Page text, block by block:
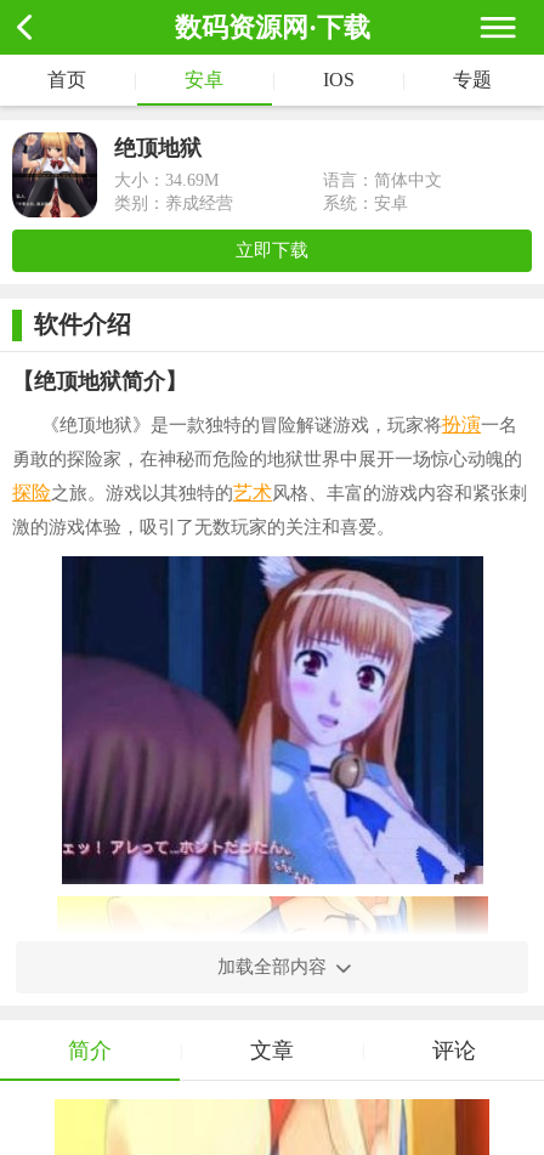
数码资源网·下载
首页 安卓 IOS 专题
绝顶地狱
大小： 34.69M
语言：简体中文
类别：养成经营
系统：安卓
立即下载
软件介绍
【绝顶地狱简介】
《绝顶地狱》是一款独特的冒险解谜游戏，玩家将扮演一名
勇敢的探险家，在神秘而危险的地狱世界中展开一场惊心动魄的
探险之旅。游戏以其独特的艺术风格、丰富的游戏内容和紧张刺
激的游戏体验，吸引了无数玩家的关注和喜爱。
加载全部内容
简介 文章 评论